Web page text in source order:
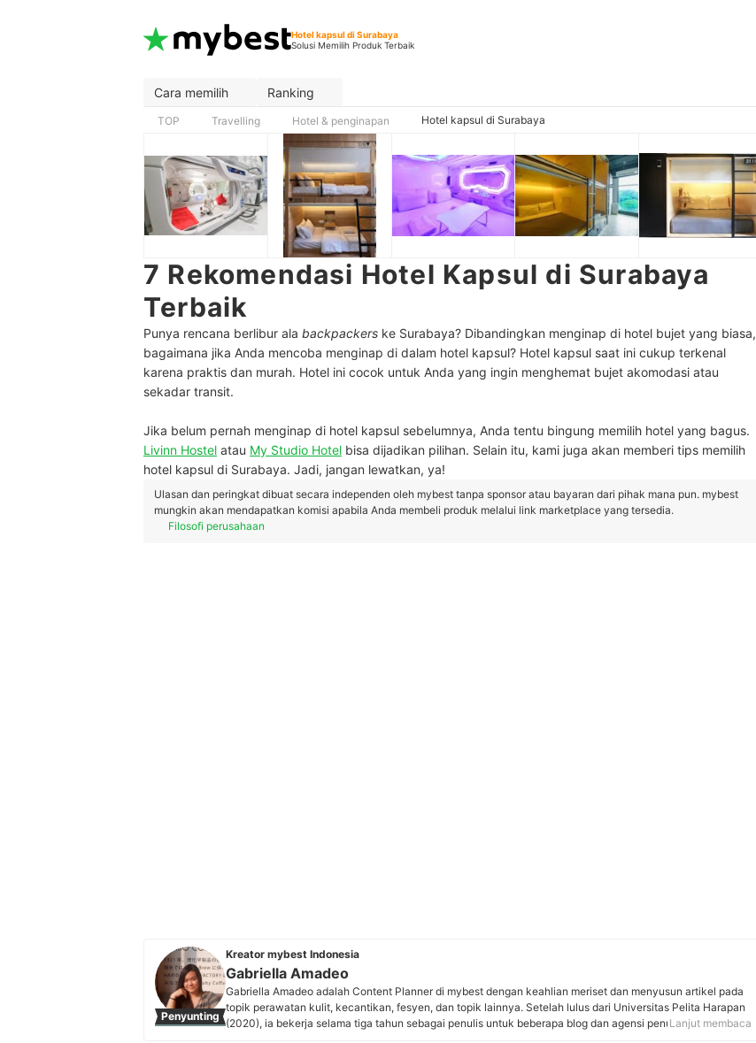
Hotel kapsul di Surabaya
Solusi Memilih Produk Terbaik
Cara memilih Ranking
TOP Travelling Hotel & penginapan Hotel kapsul di Surabaya
7 Rekomendasi Hotel Kapsul di Surabaya
Terbaik
Punya rencana berlibur ala backpackers ke Surabaya? Dibandingkan menginap di hotel bujet yang biasa,
bagaimana jika Anda mencoba menginap di dalam hotel kapsul? Hotel kapsul saat ini cukup terkenal
karena praktis dan murah. Hotel ini cocok untuk Anda yang ingin menghemat bujet akomodasi atau
sekadar transit.
Jika belum pernah menginap di hotel kapsul sebelumnya, Anda tentu bingung memilih hotel yang bagus.
Livinn Hostel atau My Studio Hotel bisa dijadikan pilihan. Selain itu, kami juga akan memberi tips memilih
hotel kapsul di Surabaya. Jadi, jangan lewatkan, ya!
Ulasan dan peringkat dibuat secara independen oleh mybest tanpa sponsor atau bayaran dari pihak mana pun. mybest
mungkin akan mendapatkan komisi apabila Anda membeli produk melalui link marketplace yang tersedia.
Filosofi perusahaan
Penyunting
Kreator mybest Indonesia
Gabriella Amadeo
Gabriella Amadeo adalah Content Planner di mybest dengan keahlian meriset dan menyusun artikel pada
topik perawatan kulit, kecantikan, fesyen, dan topik lainnya. Setelah lulus dari Universitas Pelita Harapan
(2020), ia bekerja selama tiga tahun sebagai penulis untuk beberapa blog dan agensi penulisan. Saat ini,
Lanjut membaca